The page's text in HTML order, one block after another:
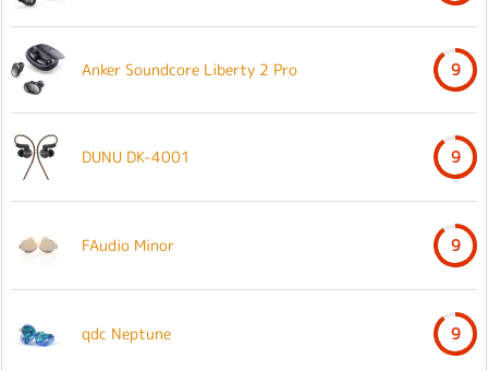
Anker Soundcore Liberty 2 Pro 9
DUNU DK-4001 9
FAudio Minor 9
qdc Neptune 9